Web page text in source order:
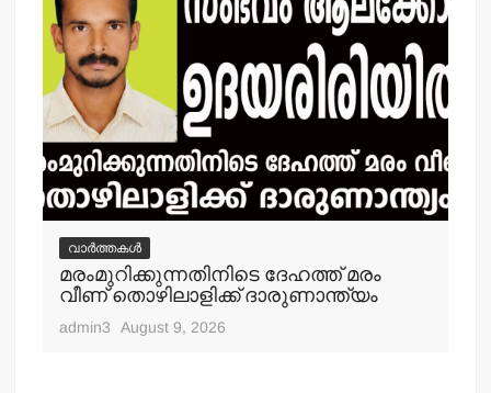
വാർത്തകൾ
മരംമുറിക്കുന്നതിനിടെ ദേഹത്ത് മരം
വീണ് തൊഴിലാളിക്ക് ദാരുണാന്ത്യം
admin3 August 9, 2026